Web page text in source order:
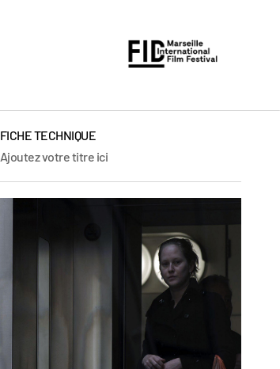
FICHE TECHNIQUE
Ajoutez votre titre ici